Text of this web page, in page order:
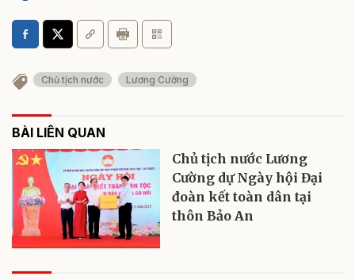
Chủ tịch nước Lương Cường
BÀI LIÊN QUAN
Chủ tịch nước Lương
Cường dự Ngày hội Đại
đoàn kết toàn dân tại
thôn Bảo An